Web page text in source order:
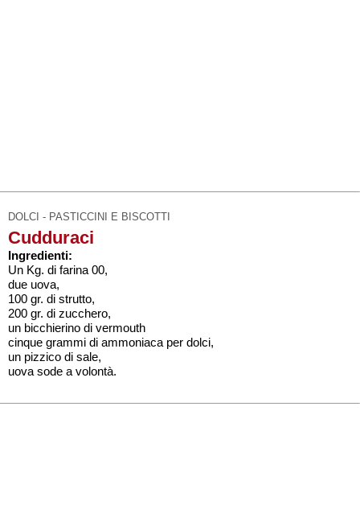
DOLCI - PASTICCINI E BISCOTTI
Cudduraci
Ingredienti:
Un Kg. di farina 00,
due uova,
100 gr. di strutto,
200 gr. di zucchero,
un bicchierino di vermouth
cinque grammi di ammoniaca per dolci,
un pizzico di sale,
uova sode a volontà.